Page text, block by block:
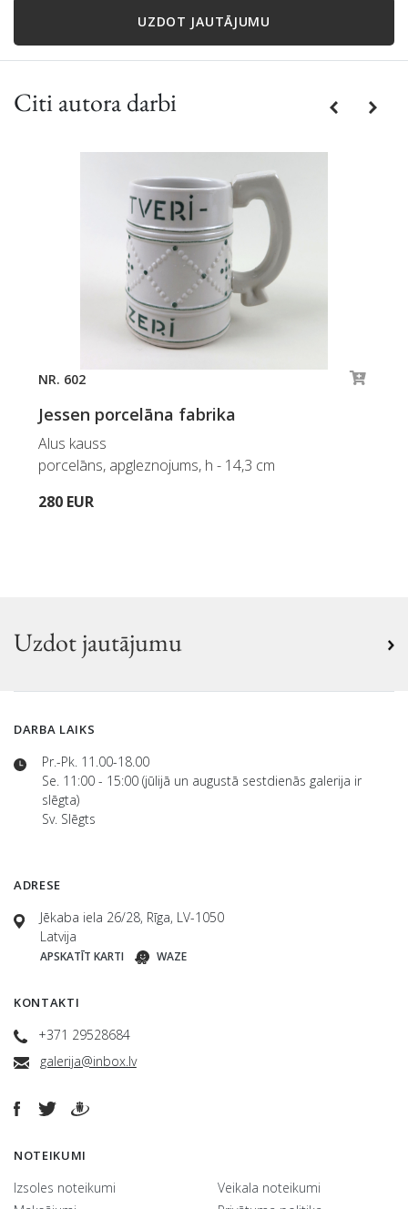
UZDOT JAUTĀJUMU
Citi autora darbi PreviousNext
NR. 602
Jessen porcelāna fabrika
Alus kauss
porcelāns, apgleznojums, h - 14,3 cm
280 EUR
Uzdot jautājumu
DARBA LAIKS
Pr.-Pk. 11.00-18.00
Se. 11:00 - 15:00 (jūlijā un augustā sestdienās galerija ir
slēgta)
Sv. Slēgts
ADRESE
Jēkaba iela 26/28, Rīga, LV-1050
Latvija
APSKATĪT KARTI WAZE
KONTAKTI
+371 29528684
galerija@inbox.lv
NOTEIKUMI
Izsoles noteikumi
Veikala noteikumi